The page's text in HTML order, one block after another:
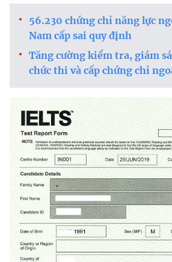
56.230 chứng chỉ năng lực
Nam cấp sai quy định
Tăng cường kiểm tra, giám
chức thi và cấp chứng chỉ